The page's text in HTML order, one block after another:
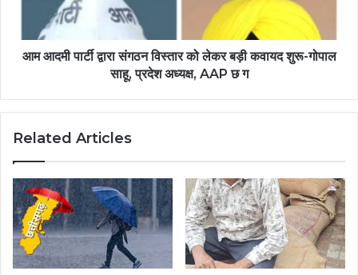
आम आदमी पार्टी द्वारा संगठन विस्तार को लेकर बड़ी कवायद शुरू-गोपाल
साहू, प्रदेश अध्यक्ष, AAP छ ग
Related Articles